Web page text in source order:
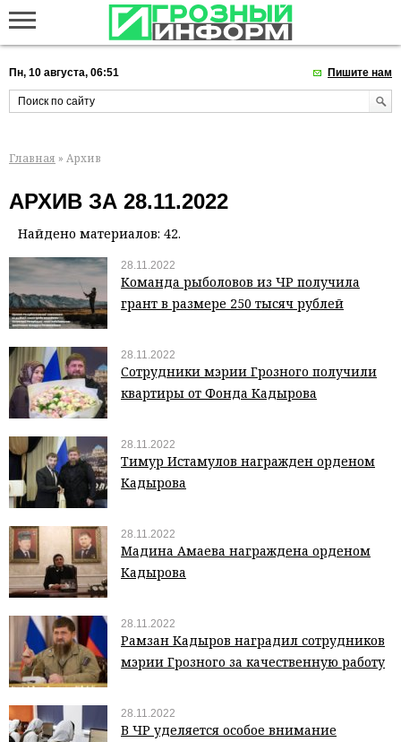
Пн, 10 августа, 06:51 Пишите нам
Главная » Архив
АРХИВ ЗА 28.11.2022
Найдено материалов: 42.
28.11.2022
Команда рыболовов из ЧР получила
грант в размере 250 тысяч рублей
28.11.2022
Сотрудники мэрии Грозного получили
квартиры от Фонда Кадырова
28.11.2022
Тимур Истамулов награжден орденом
Кадырова
28.11.2022
Мадина Амаева награждена орденом
Кадырова
28.11.2022
Рамзан Кадыров наградил сотрудников
мэрии Грозного за качественную работу
28.11.2022
В ЧР уделяется особое внимание